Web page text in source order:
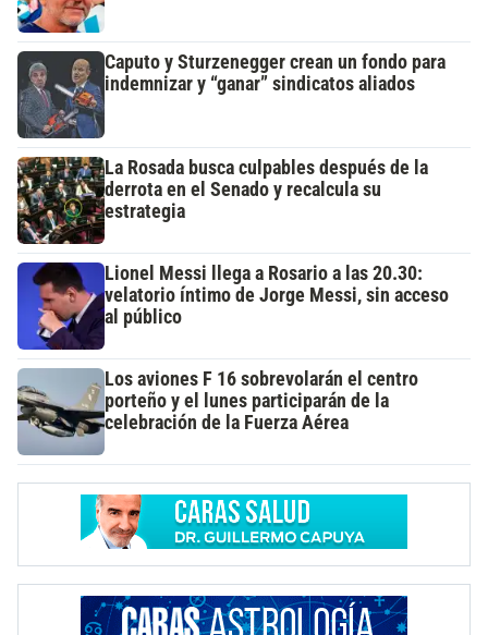
Caputo y Sturzenegger crean un fondo para
indemnizar y “ganar” sindicatos aliados
La Rosada busca culpables después de la
derrota en el Senado y recalcula su
estrategia
Lionel Messi llega a Rosario a las 20.30:
velatorio íntimo de Jorge Messi, sin acceso
al público
Los aviones F 16 sobrevolarán el centro
porteño y el lunes participarán de la
celebración de la Fuerza Aérea